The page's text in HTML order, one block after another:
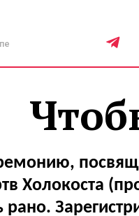
Холокоста
рано.